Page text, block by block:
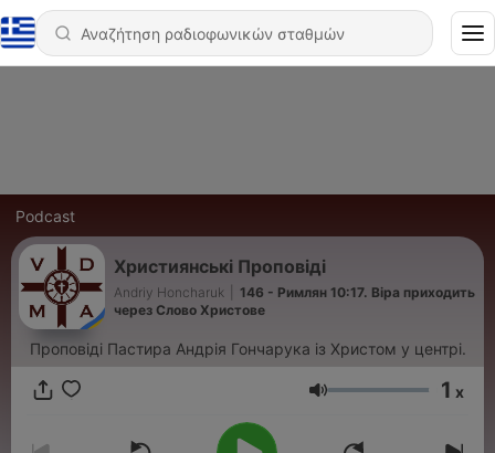
Podcast
Християнські Проповіді
Andriy Honcharuk
146 - Римлян 10:17. Віра приходить
через Слово Христове
Проповіді Пастира Андрія Гончарука із Христом у центрі.
Ένταση 1 x